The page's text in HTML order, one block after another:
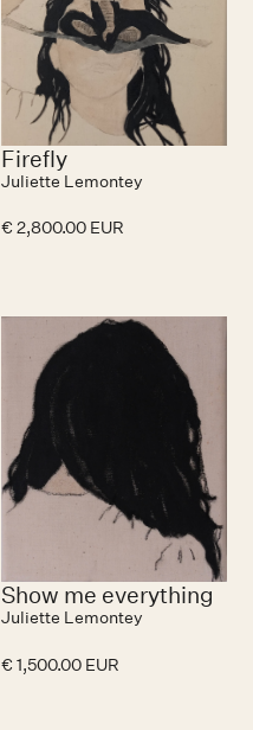
Firefly
Juliette Lemontey
€ 2,800.00 EUR
Show me everything
Juliette Lemontey
€ 1,500.00 EUR